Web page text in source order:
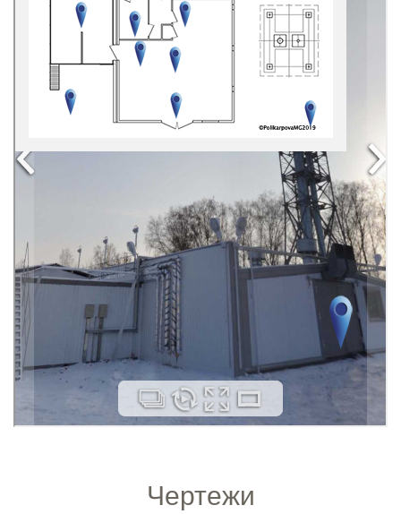
Чертежи